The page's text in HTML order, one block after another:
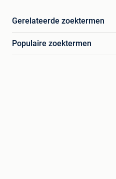
Gerelateerde zoektermen
Populaire zoektermen